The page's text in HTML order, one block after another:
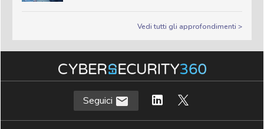
Vedi tutti gli approfondimenti >
Seguici